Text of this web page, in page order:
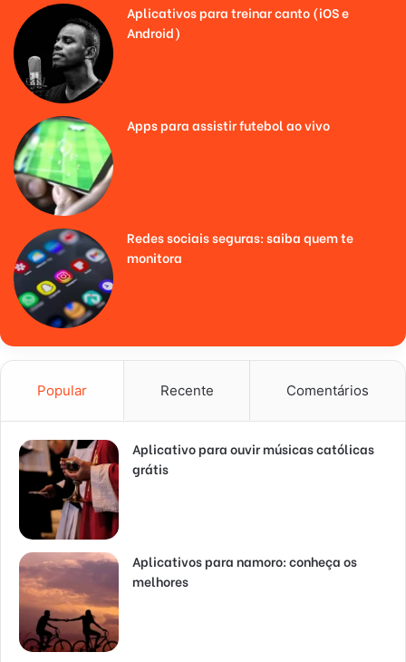
Aplicativos para treinar canto (iOS e
Android)
Apps para assistir futebol ao vivo
Redes sociais seguras: saiba quem te
monitora
Popular Recente Comentários
Aplicativo para ouvir músicas católicas
grátis
Aplicativos para namoro: conheça os
melhores